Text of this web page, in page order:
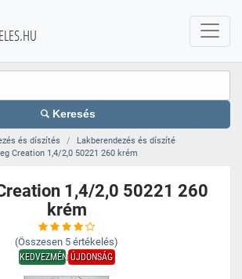
Keresés
és díszítés
Lakberendezés és díszíté
Creation 1,4/2,0 50221 260 krém
1,4/2,0 50221 260
krém
(Összesen 5 értékelés)
KEDVEZMÉNYÚJDONSÁG